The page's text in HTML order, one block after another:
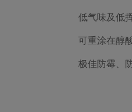
低气味及低
可重涂在醇
极佳防霉、